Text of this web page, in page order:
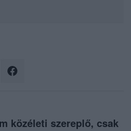
közéleti szereplő, csak